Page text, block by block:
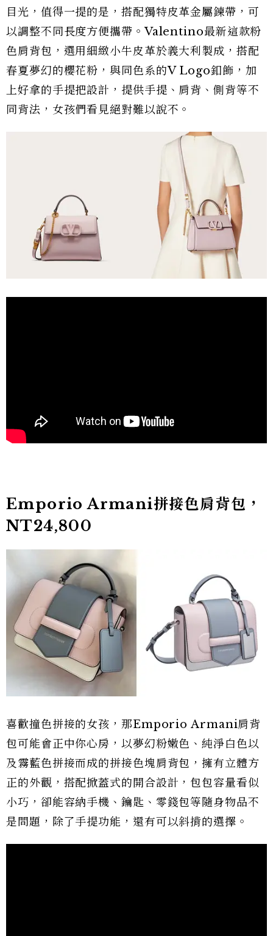
目光，值得一提的是，搭配獨特皮革金屬鍊帶，可
以調整不同長度方便攜帶。Valentino最新這款粉
色肩背包，選用細緻小牛皮革於義大利製成，搭配
春夏夢幻的櫻花粉，與同色系的V Logo釦飾，加
上好拿的手提把設計，提供手提、肩背、側背等不
同背法，女孩們看見絕對難以說不。
Emporio Armani拼接色肩背包，
NT24,800
喜歡撞色拼接的女孩，那Emporio Armani肩背
包可能會正中你心房，以夢幻粉嫩色、純淨白色以
及霧藍色拼接而成的拼接色塊肩背包，擁有立體方
正的外觀，搭配掀蓋式的開合設計，包包容量看似
小巧，卻能容納手機、鑰匙、零錢包等隨身物品不
是問題，除了手提功能，還有可以斜揹的選擇。